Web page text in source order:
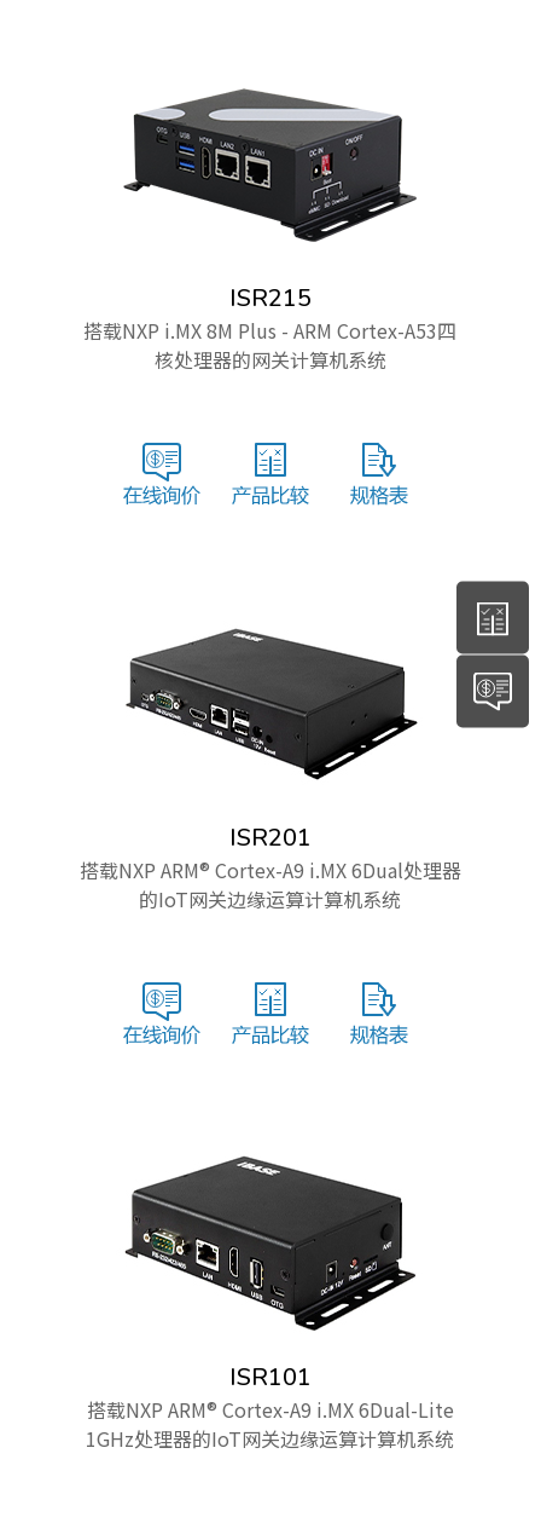
ISR215
搭载NXP i.MX 8M Plus - ARM Cortex-A53四
核处理器的网关计算机系统
ISR201
搭载NXP ARM® Cortex-A9 i.MX 6Dual处理器
的IoT网关边缘运算计算机系统
ISR101
搭载NXP ARM® Cortex-A9 i.MX 6Dual-Lite
1GHz处理器的IoT网关边缘运算计算机系统